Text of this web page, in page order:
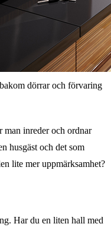
dörrar och förvaring
inreder och ordnar
husgäst och det som
lite mer uppmärksamhet?
Har du en liten hall med